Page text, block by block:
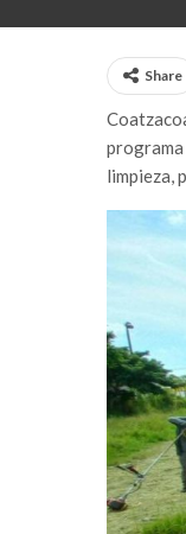
Share
limpieza,